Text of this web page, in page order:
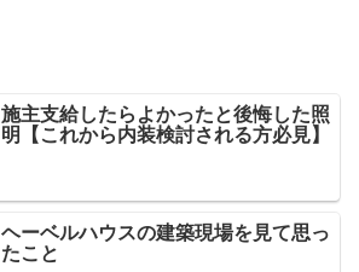
施主支給したらよかったと後悔した照
明【これから内装検討される方必見】
ヘーベルハウスの建築現場を見て思っ
たこと